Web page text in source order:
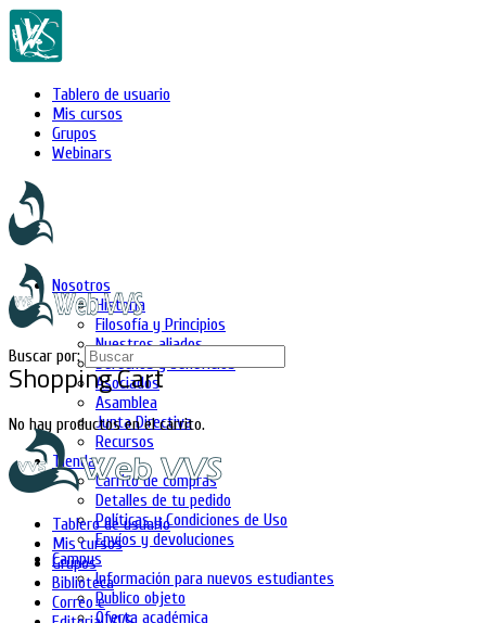
Tablero de usuario
Mis cursos
Grupos
Webinars
Nosotros
Historia
Filosofía y Principios
Nuestros aliados
Derechos y beneficios
Asociados
Asamblea
Junta Directiva
Recursos
Tienda
Carrito de compras
Detalles de tu pedido
Políticas y Condiciones de Uso
Envíos y devoluciones
Campus
Información para nuevos estudiantes
Publico objeto
Oferta académica
Shopping Cart
No hay productos en el carrito.
Buscar por:
Tablero de usuario
Mis cursos
Grupos
Biblioteca
Correo e